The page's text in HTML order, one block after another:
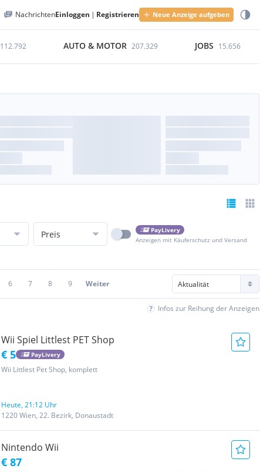
NachrichtenEinloggen | Registrieren Neue Anzeige aufgeben
112.792 AUTO & MOTOR 207.329 JOBS 15.656
Preis
PayLivery
Anzeigen mit Käuferschutz und Versand
6 7 8 9 Weiter
Infos zur Reihung der Anzeigen
Wii Spiel Littlest PET Shop
€ 5 PayLivery
Wii Littlest Pet Shop, komplett
Heute, 21:12 Uhr
1220 Wien, 22. Bezirk, Donaustadt
Nintendo Wii
€ 87